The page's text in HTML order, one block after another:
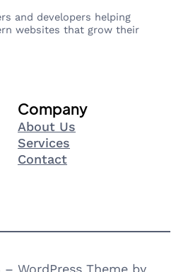
and developers helping
websites that grow their
Company
About Us
Services
Contact
WordPress Theme by